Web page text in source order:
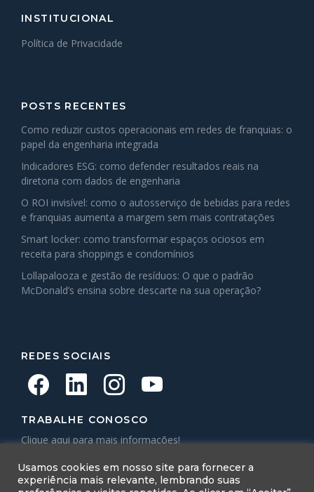
INSTITUCIONAL
Política de Privacidade
POSTS RECENTES
Como reduzir custos operacionais em redes de franquias: o
papel da engenharia integrada
Indicadores ESG: como defender resultados reais na
diretoria com dados de engenharia
O ROI invisível: como o autosserviço de bebidas para redes
e franquias aumenta a margem sem mais contratações
Smart locker: como transformar espaços ociosos em
receita para shoppings e condomínios
Lollapalooza e gestão de resíduos: O que o padrão
McDonald’s ensina sobre descarte na sua operação?
REDES SOCIAIS
TRABALHE CONOSCO
Clique aqui para mais informações!
Usamos cookies em nosso site para fornecer a
experiência mais relevante, lembrando suas